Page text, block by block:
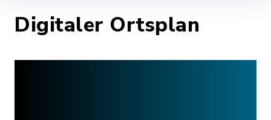
Digitaler Ortsplan